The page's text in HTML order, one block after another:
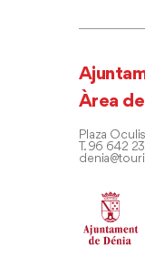
Àrea
Plaza
T. 96 642